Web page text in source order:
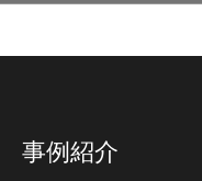
事例紹介